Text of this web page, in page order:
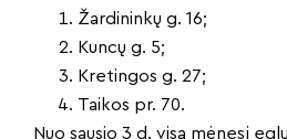
Žardininkų g. 16;
Kuncų g. 5;
Kretingos g. 27;
Taikos pr. 70.
Nuo sausio 3 d. visą mėnesį